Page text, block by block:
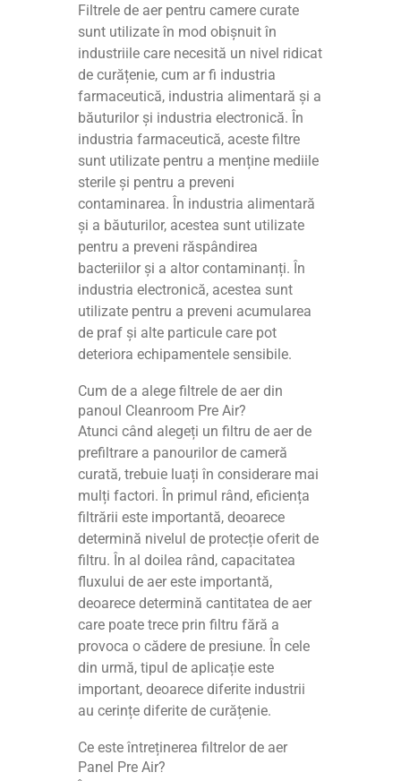
Filtrele de aer pentru camere curate
sunt utilizate în mod obișnuit în
industriile care necesită un nivel ridicat
de curățenie, cum ar fi industria
farmaceutică, industria alimentară și a
băuturilor și industria electronică. În
industria farmaceutică, aceste filtre
sunt utilizate pentru a menține mediile
sterile și pentru a preveni
contaminarea. În industria alimentară
și a băuturilor, acestea sunt utilizate
pentru a preveni răspândirea
bacteriilor și a altor contaminanți. În
industria electronică, acestea sunt
utilizate pentru a preveni acumularea
de praf și alte particule care pot
deteriora echipamentele sensibile.
Cum de a alege filtrele de aer din
panoul Cleanroom Pre Air?
Atunci când alegeți un filtru de aer de
prefiltrare a panourilor de cameră
curată, trebuie luați în considerare mai
mulți factori. În primul rând, eficiența
filtrării este importantă, deoarece
determină nivelul de protecție oferit de
filtru. În al doilea rând, capacitatea
fluxului de aer este importantă,
deoarece determină cantitatea de aer
care poate trece prin filtru fără a
provoca o cădere de presiune. În cele
din urmă, tipul de aplicație este
important, deoarece diferite industrii
au cerințe diferite de curățenie.
Ce este întreținerea filtrelor de aer
Panel Pre Air?